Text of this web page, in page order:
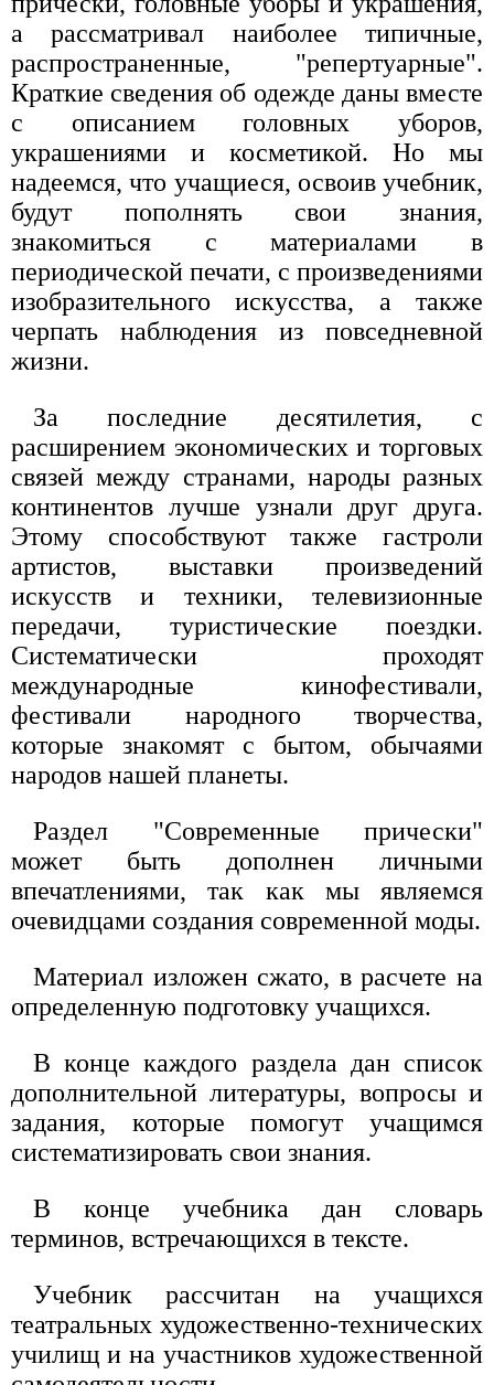
а рассматривал наиболее типичные,
распространенные, "репертуарные".
Краткие сведения об одежде даны вместе
с описанием головных уборов,
украшениями и косметикой. Но мы
надеемся, что учащиеся, освоив учебник,
будут пополнять свои знания,
знакомиться с материалами в
периодической печати, с произведениями
изобразительного искусства, а также
черпать наблюдения из повседневной
жизни.
За последние десятилетия, с
расширением экономических и торговых
связей между странами, народы разных
континентов лучше узнали друг друга.
Этому способствуют также гастроли
артистов, выставки произведений
искусств и техники, телевизионные
передачи, туристические поездки.
Систематически проходят
международные кинофестивали,
фестивали народного творчества,
которые знакомят с бытом, обычаями
народов нашей планеты.
Раздел "Современные прически"
может быть дополнен личными
впечатлениями, так как мы являемся
очевидцами создания современной моды.
Материал изложен сжато, в расчете на
определенную подготовку учащихся.
В конце каждого раздела дан список
дополнительной литературы, вопросы и
задания, которые помогут учащимся
систематизировать свои знания.
В конце учебника дан словарь
терминов, встречающихся в тексте.
Учебник рассчитан на учащихся
театральных художественно-технических
училищ и на участников художественной